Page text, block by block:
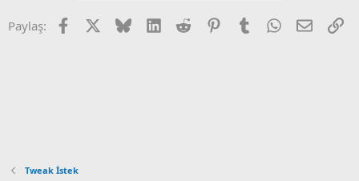
Paylaş: Facebook BlueskyLinkedInReddit PinterestTumblr WhatsApp
E-posta
Tweak İstek